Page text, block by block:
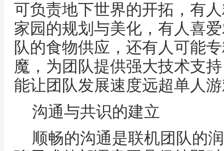
可负责地下世界的开拓，有
家园的规划与美化，有人喜
队的食物供应，还有人可能
魔，为团队提供强大技术支
能让团队发展速度远超单人
沟通与共识的建立
顺畅的沟通是联机团队的